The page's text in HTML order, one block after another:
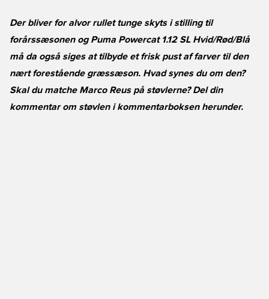
Der bliver for alvor rullet tunge skyts i stilling til
forårssæsonen og Puma Powercat 1.12 SL Hvid/Rød/Blå
må da også siges at tilbyde et frisk pust af farver til den
nært forestående græssæson. Hvad synes du om den?
Skal du matche Marco Reus på støvlerne? Del din
kommentar om støvlen i kommentarboksen herunder.